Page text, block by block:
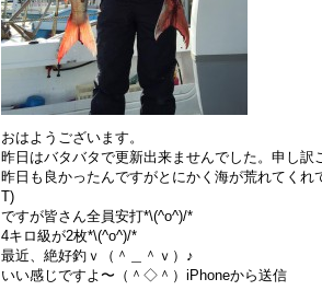
おはようございます。
昨日はバタバタで更新出来ませんでした。申し訳
昨日も良かったんですがとにかく海が荒れてくれ
T)
ですが皆さん全員安打*\(^o^)/*
4キロ級が2枚*\(^o^)/*
最近、絶好釣ｖ（＾＿＾ｖ）♪
いい感じですよ〜（＾◇＾）iPhoneから送信